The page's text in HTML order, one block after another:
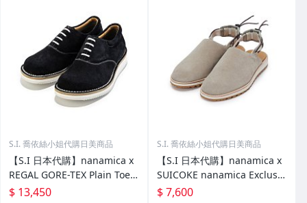
S.I. 喬依絲小姐代購日美商品
【S.I 日本代購】nanamica x
REGAL GORE-TEX Plain Toe S
hoes
$ 13,450
S.I. 喬依絲小姐代購日美商品
【S.I 日本代購】nanamica x
SUICOKE nanamica Exclusiv
e FL Slides
$ 7,600